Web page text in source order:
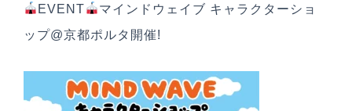
SDGs宣言
EVENT
マインドウェイブ キャラクターショ
ップ@京都ポルタ開催!